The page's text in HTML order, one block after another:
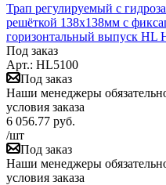
Трап регулируемый с
решёткой 138х138мм с
горизонтальный выпуск HL
Под заказ
Арт.: HL5100
Под заказ
Наши менеджеры
условия заказа
6 056.77 руб.
/шт
Под заказ
Наши менеджеры
условия заказа